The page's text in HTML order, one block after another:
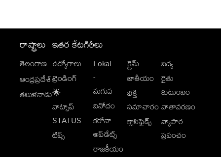
రాష్ట్రాలు
తెలంగాణ
ఆంధ్రప్రదేశ్
తమిళనాడు
ఇతర కేటగిరీలు
ఉద్యోగాలు
ట్రెండింగ్
🌟
వాట్సాప్
STATUS
టిప్స్
Lokal
-
మగువ
వినోదం
కరోనా
అప్‌డేట్స్
రాజకీయం
క్రైమ్
జాతీయం
భక్తి
సమాచారం
క్లాసిఫైడ్స్
విద్య
రైతు
కుటుంబం
వాతావరణం
వ్యాపార
ప్రపంచం